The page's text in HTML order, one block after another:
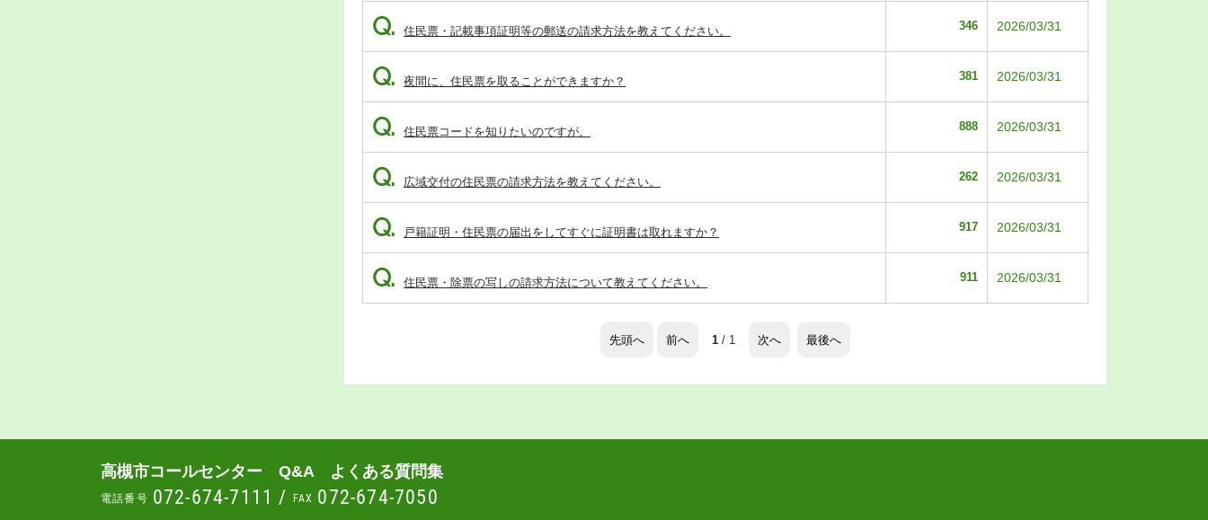
Q. 住民票・記載事項証明等の郵送の請求方法を教えてください。 346 2026/03/31
Q. 夜間に、住民票を取ることができますか？ 381 2026/03/31
Q. 住民票コードを知りたいのですが。 888 2026/03/31
Q. 広域交付の住民票の請求方法を教えてください。 262 2026/03/31
Q. 戸籍証明・住民票の届出をしてすぐに証明書は取れますか？ 917 2026/03/31
Q. 住民票・除票の写しの請求方法について教えてください。 911 2026/03/31
先頭へ 前へ 1 / 1 次へ 最後へ
高槻市コールセンター Q&A よくある質問集
電話番号 072-674-7111 / FAX 072-674-7050